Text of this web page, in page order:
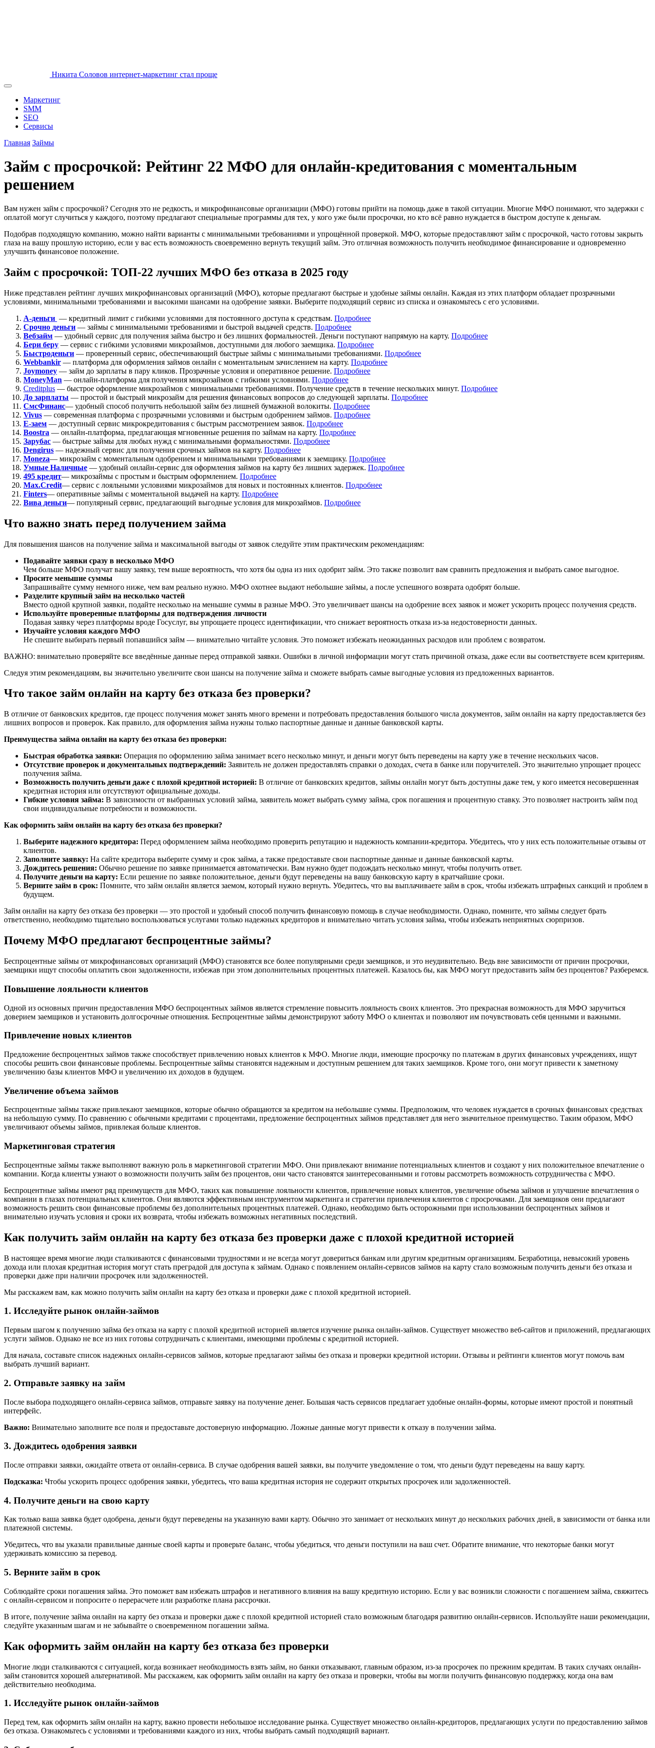
Никита Соловов интернет-маркетинг стал проще
Маркетинг
SMM
SEO
Сервисы
Главная Займы
Займ с просрочкой: Рейтинг 22 МФО для онлайн-кредитования с моментальным
решением
Вам нужен займ с просрочкой? Сегодня это не редкость, и микрофинансовые организации (МФО) готовы прийти на помощь даже в такой ситуации. Многие МФО понимают, что задержки с
оплатой могут случиться у каждого, поэтому предлагают специальные программы для тех, у кого уже были просрочки, но кто всё равно нуждается в быстром доступе к деньгам.
Подобрав подходящую компанию, можно найти варианты с минимальными требованиями и упрощённой проверкой. МФО, которые предоставляют займ с просрочкой, часто готовы закрыть
глаза на вашу прошлую историю, если у вас есть возможность своевременно вернуть текущий займ. Это отличная возможность получить необходимое финансирование и одновременно
улучшить финансовое положение.
Займ с просрочкой: ТОП-22 лучших МФО без отказа в 2025 году
Ниже представлен рейтинг лучших микрофинансовых организаций (МФО), которые предлагают быстрые и удобные займы онлайн. Каждая из этих платформ обладает прозрачными
условиями, минимальными требованиями и высокими шансами на одобрение заявки. Выберите подходящий сервис из списка и ознакомьтесь с его условиями.
А-деньги — кредитный лимит с гибкими условиями для постоянного доступа к средствам. Подробнее
Срочно деньги — займы с минимальными требованиями и быстрой выдачей средств. Подробнее
Вебзайм — удобный сервис для получения займа быстро и без лишних формальностей. Деньги поступают напрямую на карту. Подробнее
Бери беру — сервис с гибкими условиями микрозаймов, доступными для любого заемщика. Подробнее
Быстроденьги — проверенный сервис, обеспечивающий быстрые займы с минимальными требованиями. Подробнее
Webbankir — платформа для оформления займов онлайн с моментальным зачислением на карту. Подробнее
Joymoney — займ до зарплаты в пару кликов. Прозрачные условия и оперативное решение. Подробнее
MoneyMan — онлайн-платформа для получения микрозаймов с гибкими условиями. Подробнее
Creditplus — быстрое оформление микрозаймов с минимальными требованиями. Получение средств в течение нескольких минут. Подробнее
До зарплаты — простой и быстрый микрозайм для решения финансовых вопросов до следующей зарплаты. Подробнее
СмсФинанс— удобный способ получить небольшой займ без лишней бумажной волокиты. Подробнее
Vivus — современная платформа с прозрачными условиями и быстрым одобрением займов. Подробнее
Е-заем — доступный сервис микрокредитования с быстрым рассмотрением заявок. Подробнее
Boostra — онлайн-платформа, предлагающая мгновенные решения по займам на карту. Подробнее
Зарубас — быстрые займы для любых нужд с минимальными формальностями. Подробнее
Dengirus — надежный сервис для получения срочных займов на карту. Подробнее
Moneza— микрозайм с моментальным одобрением и минимальными требованиями к заемщику. Подробнее
Умные Наличные — удобный онлайн-сервис для оформления займов на карту без лишних задержек. Подробнее
495 кредит— микрозаймы с простым и быстрым оформлением. Подробнее
Max.Credit— сервис с лояльными условиями микрозаймов для новых и постоянных клиентов. Подробнее
Finters— оперативные займы с моментальной выдачей на карту. Подробнее
Вива деньги— популярный сервис, предлагающий выгодные условия для микрозаймов. Подробнее
Что важно знать перед получением займа
Для повышения шансов на получение займа и максимальной выгоды от заявок следуйте этим практическим рекомендациям:
Подавайте заявки сразу в несколько МФО
Чем больше МФО получат вашу заявку, тем выше вероятность, что хотя бы одна из них одобрит займ. Это также позволит вам сравнить предложения и выбрать самое выгодное.
Просите меньшие суммы
Запрашивайте сумму немного ниже, чем вам реально нужно. МФО охотнее выдают небольшие займы, а после успешного возврата одобрят больше.
Разделите крупный займ на несколько частей
Вместо одной крупной заявки, подайте несколько на меньшие суммы в разные МФО. Это увеличивает шансы на одобрение всех заявок и может ускорить процесс получения средств.
Используйте проверенные платформы для подтверждения личности
Подавая заявку через платформы вроде Госуслуг, вы упрощаете процесс идентификации, что снижает вероятность отказа из-за недостоверности данных.
Изучайте условия каждого МФО
Не спешите выбирать первый попавшийся займ — внимательно читайте условия. Это поможет избежать неожиданных расходов или проблем с возвратом.
ВАЖНО: внимательно проверяйте все введённые данные перед отправкой заявки. Ошибки в личной информации могут стать причиной отказа, даже если вы соответствуете всем критериям.
Следуя этим рекомендациям, вы значительно увеличите свои шансы на получение займа и сможете выбрать самые выгодные условия из предложенных вариантов.
Что такое займ онлайн на карту без отказа без проверки?
В отличие от банковских кредитов, где процесс получения может занять много времени и потребовать предоставления большого числа документов, займ онлайн на карту предоставляется без
лишних вопросов и проверок. Как правило, для оформления займа нужны только паспортные данные и данные банковской карты.
Преимущества займа онлайн на карту без отказа без проверки:
Быстрая обработка заявки: Операция по оформлению займа занимает всего несколько минут, и деньги могут быть переведены на карту уже в течение нескольких часов.
Отсутствие проверок и документальных подтверждений: Заявитель не должен предоставлять справки о доходах, счета в банке или поручителей. Это значительно упрощает процесс
получения займа.
Возможность получить деньги даже с плохой кредитной историей: В отличие от банковских кредитов, займы онлайн могут быть доступны даже тем, у кого имеется несовершенная
кредитная история или отсутствуют официальные доходы.
Гибкие условия займа: В зависимости от выбранных условий займа, заявитель может выбрать сумму займа, срок погашения и процентную ставку. Это позволяет настроить займ под
свои индивидуальные потребности и возможности.
Как оформить займ онлайн на карту без отказа без проверки?
Выберите надежного кредитора: Перед оформлением займа необходимо проверить репутацию и надежность компании-кредитора. Убедитесь, что у них есть положительные отзывы от
клиентов.
Заполните заявку: На сайте кредитора выберите сумму и срок займа, а также предоставьте свои паспортные данные и данные банковской карты.
Дождитесь решения: Обычно решение по заявке принимается автоматически. Вам нужно будет подождать несколько минут, чтобы получить ответ.
Получите деньги на карту: Если решение по заявке положительное, деньги будут переведены на вашу банковскую карту в кратчайшие сроки.
Верните займ в срок: Помните, что займ онлайн является заемом, который нужно вернуть. Убедитесь, что вы выплачиваете займ в срок, чтобы избежать штрафных санкций и проблем в
будущем.
Займ онлайн на карту без отказа без проверки — это простой и удобный способ получить финансовую помощь в случае необходимости. Однако, помните, что займы следует брать
ответственно, необходимо тщательно воспользоваться услугами только надежных кредиторов и внимательно читать условия займа, чтобы избежать неприятных сюрпризов.
Почему МФО предлагают беспроцентные займы?
Беспроцентные займы от микрофинансовых организаций (МФО) становятся все более популярными среди заемщиков, и это неудивительно. Ведь вне зависимости от причин просрочки,
заемщики ищут способы оплатить свои задолженности, избежав при этом дополнительных процентных платежей. Казалось бы, как МФО могут предоставить займ без процентов? Разберемся.
Повышение лояльности клиентов
Одной из основных причин предоставления МФО беспроцентных займов является стремление повысить лояльность своих клиентов. Это прекрасная возможность для МФО заручиться
доверием заемщиков и установить долгосрочные отношения. Беспроцентные займы демонстрируют заботу МФО о клиентах и позволяют им почувствовать себя ценными и важными.
Привлечение новых клиентов
Предложение беспроцентных займов также способствует привлечению новых клиентов к МФО. Многие люди, имеющие просрочку по платежам в других финансовых учреждениях, ищут
способы решить свои финансовые проблемы. Беспроцентные займы становятся надежным и доступным решением для таких заемщиков. Кроме того, они могут привести к заметному
увеличению базы клиентов МФО и увеличению их доходов в будущем.
Увеличение объема займов
Беспроцентные займы также привлекают заемщиков, которые обычно обращаются за кредитом на небольшие суммы. Предположим, что человек нуждается в срочных финансовых средствах
на небольшую сумму. По сравнению с обычными кредитами с процентами, предложение беспроцентных займов представляет для него значительное преимущество. Таким образом, МФО
увеличивают объемы займов, привлекая больше клиентов.
Маркетинговая стратегия
Беспроцентные займы также выполняют важную роль в маркетинговой стратегии МФО. Они привлекают внимание потенциальных клиентов и создают у них положительное впечатление о
компании. Когда клиенты узнают о возможности получить займ без процентов, они часто становятся заинтересованными и готовы рассмотреть возможность сотрудничества с МФО.
Беспроцентные займы имеют ряд преимуществ для МФО, таких как повышение лояльности клиентов, привлечение новых клиентов, увеличение объема займов и улучшение впечатления о
компании в глазах потенциальных клиентов. Они являются эффективным инструментом маркетинга и стратегии привлечения клиентов с просрочками. Для заемщиков они предлагают
возможность решить свои финансовые проблемы без дополнительных процентных платежей. Однако, необходимо быть осторожными при использовании беспроцентных займов и
внимательно изучать условия и сроки их возврата, чтобы избежать возможных негативных последствий.
Как получить займ онлайн на карту без отказа без проверки даже с плохой кредитной историей
В настоящее время многие люди сталкиваются с финансовыми трудностями и не всегда могут довериться банкам или другим кредитным организациям. Безработица, невысокий уровень
дохода или плохая кредитная история могут стать преградой для доступа к займам. Однако с появлением онлайн-сервисов займов на карту стало возможным получить деньги без отказа и
проверки даже при наличии просрочек или задолженностей.
Мы расскажем вам, как можно получить займ онлайн на карту без отказа и проверки даже с плохой кредитной историей.
1. Исследуйте рынок онлайн-займов
Первым шагом к получению займа без отказа на карту с плохой кредитной историей является изучение рынка онлайн-займов. Существует множество веб-сайтов и приложений, предлагающих
услуги займов. Однако не все из них готовы сотрудничать с клиентами, имеющими проблемы с кредитной историей.
Для начала, составьте список надежных онлайн-сервисов займов, которые предлагают займы без отказа и проверки кредитной истории. Отзывы и рейтинги клиентов могут помочь вам
выбрать лучший вариант.
2. Отправьте заявку на займ
После выбора подходящего онлайн-сервиса займов, отправьте заявку на получение денег. Большая часть сервисов предлагает удобные онлайн-формы, которые имеют простой и понятный
интерфейс.
Важно: Внимательно заполните все поля и предоставьте достоверную информацию. Ложные данные могут привести к отказу в получении займа.
3. Дождитесь одобрения заявки
После отправки заявки, ожидайте ответа от онлайн-сервиса. В случае одобрения вашей заявки, вы получите уведомление о том, что деньги будут переведены на вашу карту.
Подсказка: Чтобы ускорить процесс одобрения заявки, убедитесь, что ваша кредитная история не содержит открытых просрочек или задолженностей.
4. Получите деньги на свою карту
Как только ваша заявка будет одобрена, деньги будут переведены на указанную вами карту. Обычно это занимает от нескольких минут до нескольких рабочих дней, в зависимости от банка или
платежной системы.
Убедитесь, что вы указали правильные данные своей карты и проверьте баланс, чтобы убедиться, что деньги поступили на ваш счет. Обратите внимание, что некоторые банки могут
удерживать комиссию за перевод.
5. Верните займ в срок
Соблюдайте сроки погашения займа. Это поможет вам избежать штрафов и негативного влияния на вашу кредитную историю. Если у вас возникли сложности с погашением займа, свяжитесь
с онлайн-сервисом и попросите о перерасчете или разработке плана рассрочки.
В итоге, получение займа онлайн на карту без отказа и проверки даже с плохой кредитной историей стало возможным благодаря развитию онлайн-сервисов. Используйте наши рекомендации,
следуйте указанным шагам и не забывайте о своевременном погашении займа.
Как оформить займ онлайн на карту без отказа без проверки
Многие люди сталкиваются с ситуацией, когда возникает необходимость взять займ, но банки отказывают, главным образом, из-за просрочек по прежним кредитам. В таких случаях онлайн-
займ становится хорошей альтернативой. Мы расскажем, как оформить займ онлайн на карту без отказа и проверки, чтобы вы могли получить финансовую поддержку, когда она вам
действительно необходима.
1. Исследуйте рынок онлайн-займов
Перед тем, как оформить займ онлайн на карту, важно провести небольшое исследование рынка. Существует множество онлайн-кредиторов, предлагающих услуги по предоставлению займов
без отказа. Ознакомьтесь с условиями и требованиями каждого из них, чтобы выбрать самый подходящий вариант.